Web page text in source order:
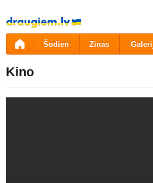
Pāriet
uz
saturu
Šodien Ziņas
Kino